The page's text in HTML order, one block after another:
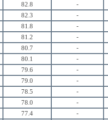
82.8
-
82.3
-
81.8
-
81.2
-
80.7
-
80.1
-
79.6
-
79.0
-
78.5
-
78.0
-
77.4
-